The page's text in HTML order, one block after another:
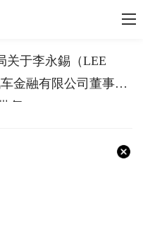
关于李永錫（LEE
金融有限公司董事任
复